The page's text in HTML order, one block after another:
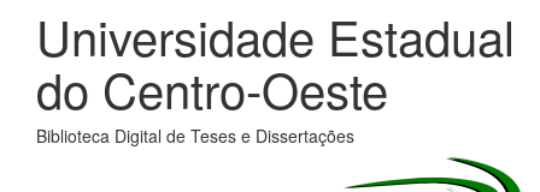
Universidade Estadual
do Centro-Oeste
Biblioteca Digital de Teses e Dissertações